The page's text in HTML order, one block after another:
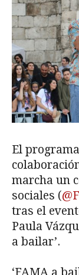
canal 24H
Movistar+
Unos